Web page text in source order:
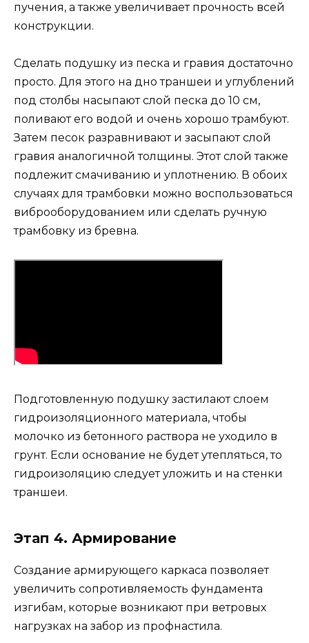
пучения, а также увеличивает прочность всей
конструкции.
Сделать подушку из песка и гравия достаточно
просто. Для этого на дно траншеи и углублений
под столбы насыпают слой песка до 10 см,
поливают его водой и очень хорошо трамбуют.
Затем песок разравнивают и засыпают слой
гравия аналогичной толщины. Этот слой также
подлежит смачиванию и уплотнению. В обоих
случаях для трамбовки можно воспользоваться
виброоборудованием или сделать ручную
трамбовку из бревна.
Подготовленную подушку застилают слоем
гидроизоляционного материала, чтобы
молочко из бетонного раствора не уходило в
грунт. Если основание не будет утепляться, то
гидроизоляцию следует уложить и на стенки
траншеи.
Этап 4. Армирование
Создание армирующего каркаса позволяет
увеличить сопротивляемость фундамента
изгибам, которые возникают при ветровых
нагрузках на забор из профнастила.